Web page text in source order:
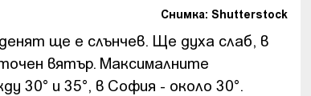
Снимка: Shutterstock
ще е слънчев. Ще духа слаб, в
вятър. Максималните
30° и 35°, в София - около 30°.